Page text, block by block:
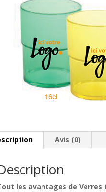
Avis (0)
les avantages de Verres